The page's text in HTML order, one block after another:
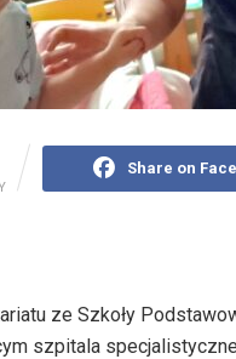
Share on
ze Szkoły
szpitala